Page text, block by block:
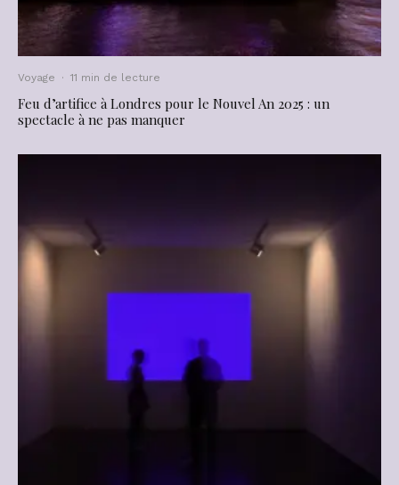
Voyage · 11 min de lecture
Feu d’artifice à Londres pour le Nouvel An 2025 : un
spectacle à ne pas manquer